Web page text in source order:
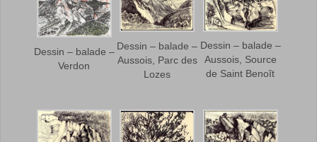
Dessin – balade –
Verdon
Dessin – balade –
Aussois, Parc des
Lozes
Dessin – balade –
Aussois, Source
de Saint Benoît